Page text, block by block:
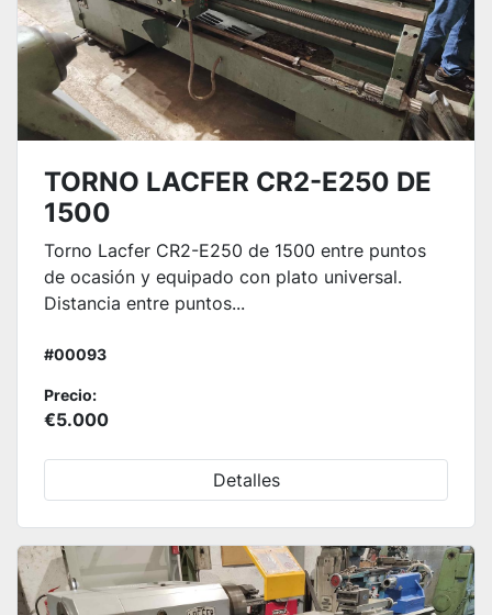
TORNO LACFER CR2-E250 DE
1500
Torno Lacfer CR2-E250 de 1500 entre puntos
de ocasión y equipado con plato universal.
Distancia entre puntos...
#00093
Precio:
€5.000
Detalles